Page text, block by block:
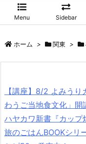
Menu Sidebar
ホーム > 関東 >
【講座】8/2 よみう
わうご当地食文化」開
ハヤカワ新書『カップ
旅のごはんBOOKシリ